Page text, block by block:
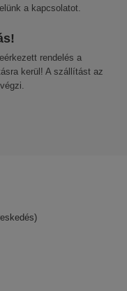
a kapcsolatot.
rendelés a
kerül! A szállítást az